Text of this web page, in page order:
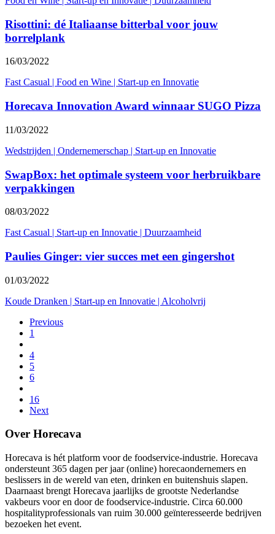
Risottini: dé Italiaanse bitterbal voor jouw
borrelplank
16/03/2022
Fast Casual | Food en Wine | Start-up en Innovatie
Horecava Innovation Award winnaar SUGO Pizza
11/03/2022
Wedstrijden | Ondernemerschap | Start-up en Innovatie
SwapBox: het optimale systeem voor herbruikbare
verpakkingen
08/03/2022
Fast Casual | Start-up en Innovatie | Duurzaamheid
Paulies Ginger: vier succes met een gingershot
01/03/2022
Koude Dranken | Start-up en Innovatie | Alcoholvrij
Previous
1
4
5
6
16
Next
Over Horecava
Horecava is hét platform voor de foodservice-industrie. Horecava
ondersteunt 365 dagen per jaar (online) horecaondernemers en
beslissers in de wereld van eten, drinken en buitenshuis slapen.
Daarnaast brengt Horecava jaarlijks de grootste Nederlandse
vakbeurs voor en door de foodservice-industrie. Circa 60.000
hospitalityprofessionals van ruim 30.000 geïnteresseerde bedrijven
bezoeken het event.